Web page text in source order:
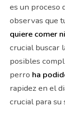
es un proceso
observas que
quiere comer
crucial buscar
posibles
perro ha
rapidez en el
crucial para su